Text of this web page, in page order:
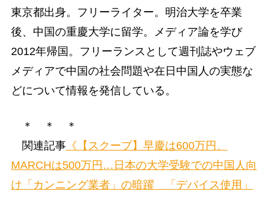
東京都出身。フリーライター。明治大学を卒業
後、中国の重慶大学に留学。メディア論を学び
2012年帰国。フリーランスとして週刊誌やウェブ
メディアで中国の社会問題や在日中国人の実態な
どについて情報を発信している。
＊ ＊ ＊
関連記事《【スクープ】早慶は600万円、
MARCHは500万円…日本の大学受験での中国人向
け「カンニング業者」の暗躍 「デバイス使用」